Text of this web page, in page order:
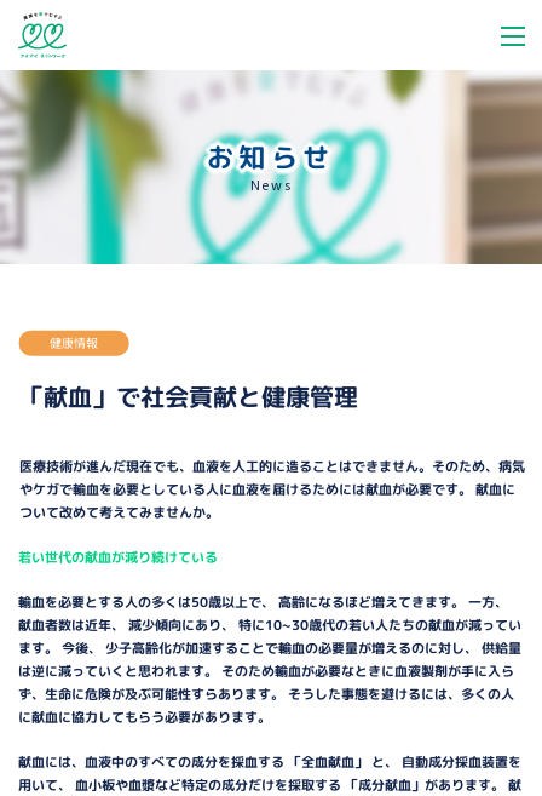
お知らせ
News
健康情報
「献血」で社会貢献と健康管理
医療技術が進んだ現在でも、血液を人工的に造ることはできません。そのため、病気
やケガで輸血を必要としている人に血液を届けるためには献血が必要です。 献血に
ついて改めて考えてみませんか。
若い世代の献血が減り続けている
輸血を必要とする人の多くは50歳以上で、 高齢になるほど増えてきます。 一方、
献血者数は近年、 減少傾向にあり、 特に10~30歳代の若い人たちの献血が減ってい
ます。 今後、 少子高齢化が加速することで輸血の必要量が増えるのに対し、 供給量
は逆に減っていくと思われます。 そのため輸血が必要なときに血液製剤が手に入ら
ず、生命に危険が及ぶ可能性すらあります。 そうした事態を避けるには、多くの人
に献血に協力してもらう必要があります。
献血には、血液中のすべての成分を採血する 「全血献血」 と、 自動成分採血装置を
用いて、 血小板や血漿など特定の成分だけを採取する 「成分献血」があります。 献